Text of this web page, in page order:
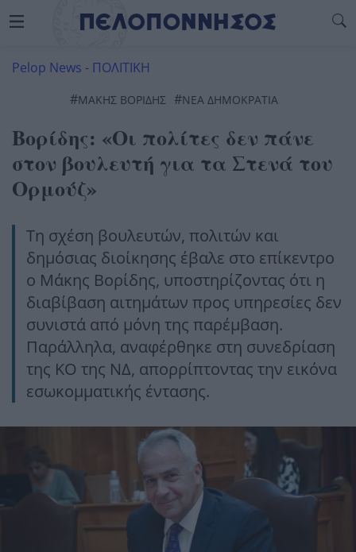
Pelop News - ΠΟΛΙΤΙΚΗ
#ΜΑΚΗΣ ΒΟΡΙΔΗΣ #ΝΕΑ ΔΗΜΟΚΡΑΤΙΑ
Βορίδης: «Οι πολίτες δεν πάνε
στον βουλευτή για τα Στενά του
Ορμούζ»
Τη σχέση βουλευτών, πολιτών και
δημόσιας διοίκησης έβαλε στο επίκεντρο
ο Μάκης Βορίδης, υποστηρίζοντας ότι η
διαβίβαση αιτημάτων προς υπηρεσίες δεν
συνιστά από μόνη της παρέμβαση.
Παράλληλα, αναφέρθηκε στη συνεδρίαση
της ΚΟ της ΝΔ, απορρίπτοντας την εικόνα
εσωκομματικής έντασης.